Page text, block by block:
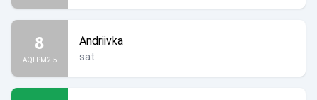
8
AQI PM2.5
Andriivka
sat